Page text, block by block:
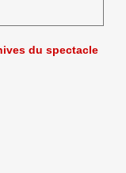
du spectacle